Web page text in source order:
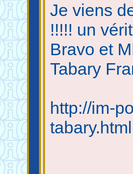
Je viens
!!!!! un
Bravo et
Tabary
http://im-
tabary.html